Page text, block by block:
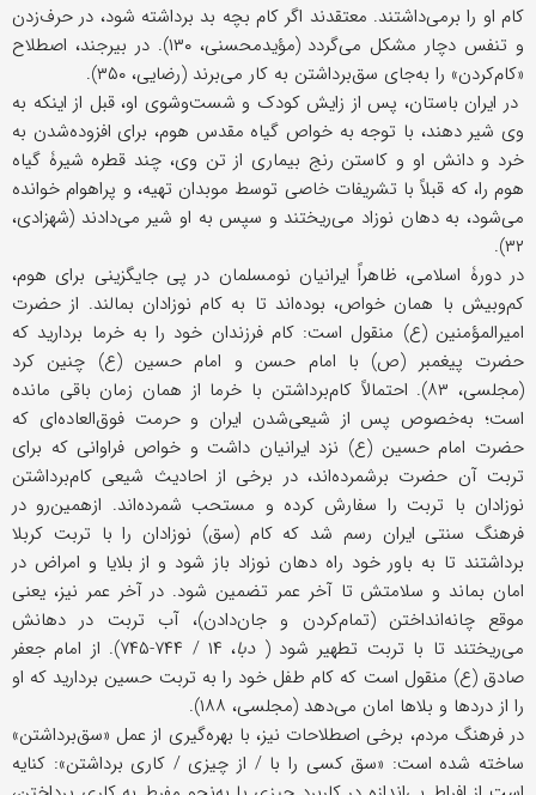
کام او را برمی‌داشتند. معتقدند اگر کام بچه بد برداشته شود، در حرف‌زدن
و تنفس دچار مشکل می‌گردد (مؤید‌محسنی، ۱۳۰). در بیرجند، اصطلاح
«کام‌کردن» را به‌جای سق‌برداشتن به‌ کار می‌برند (رضایی، ۳۵۰).
در ایران باستان، پس از زایش کودک و شست‌و‌شوی او، قبل از اینکه به
وی شیر دهند، با ‌توجه به خواص گیاه مقدس هوم، برای افزوده‌شدن به
خرد و دانش او و کاستن رنج بیماری از تن وی، چند قطره شیرۀ گیاه
هوم را، که قبلاً با تشریفات خاصی توسط موبدان تهیه، و پراهوام خوانده
می‌شود، به دهان نوزاد می‌ریختند و سپس به او شیر می‌دادند (شهزادی،
۳۲).
در دورۀ اسلامی، ظاهراً ایرانیان نومسلمان در پی جایگزینی برای هوم،
کم‌وبیش با همان خواص، بوده‌اند تا به کام نوزادان بمالند. از حضرت
امیرالمؤمنین (ع) منقول است: کام فرزندان خود را به خرما بردارید که
حضرت پیغمبر (ص) با امام حسن و امام حسین (ع) چنین کرد
(مجلسی، ۸۳). احتمالاً کام‌برداشتن با خرما از همان زمان باقی مانده
است؛ به‌خصوص پس از شیعی‌شدن ایران و حرمت فوق‌العاده‌ای که
حضرت امام حسین (ع) نزد ایرانیان داشت و خواص فراوانی که برای
تربت آن حضرت برشمرده‌اند، در برخی از احادیث شیعی کام‌برداشتن
نوزادان با تربت را سفارش کرده و مستحب شمرده‌اند. از‌همین‌رو در
فرهنگ سنتی ایران رسم شد که کام (سق) نوزادان را با تربت کربلا
بر‌‌‌‌داشتند تا به ‌باور خود راه دهان نوزاد باز شود و از بلایا و امراض در
امان بماند و سلامتش تا آخر عمر تضمین شود. در آخر عمر نیز، یعنی
موقع چانه‌انداختن (تمام‌کردن و جان‌دادن)، آب تربت در دهانش
می‌ریختند تا با تربت تطهیر شود (دبا
، ۱۴ / ۷۴۴-۷۴۵). از امام جعفر
صادق (ع) منقول است که کام طفل خود را به تربت حسین بردارید که او
را از دردها و بلاها امان می‌دهد (مجلسی، ۱۸۸).
در فرهنگ مردم، برخی اصطلاحات نیز، با بهره‌گیری از عمل «سق‌‌برداشتن»
ساخته شده است: «سق کسی را با / از چیزی / کاری برداشتن»: کنایه